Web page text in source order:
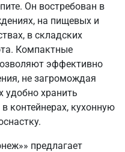
Он востребован в
на пищевых и
в складских
Компактные
эффективно
не загромождая
удобно хранить
контейнерах, кухонную
предлагает